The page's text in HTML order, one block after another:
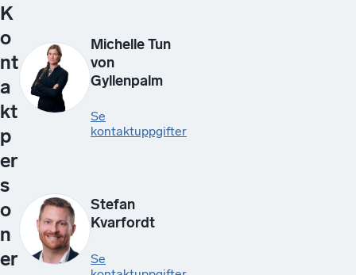
K
o
nt
a
kt
p
er
s
o
n
er
Michelle Tun
von
Gyllenpalm
Se
kontaktuppgifter
Stefan
Kvarfordt
Se